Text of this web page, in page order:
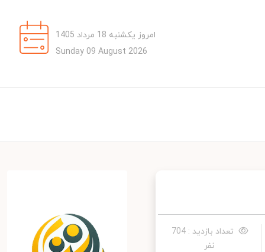
امروز یکشنبه 18 مرداد 1405
Sunday 09 August 2026
تعداد بازدید : 704
نفر